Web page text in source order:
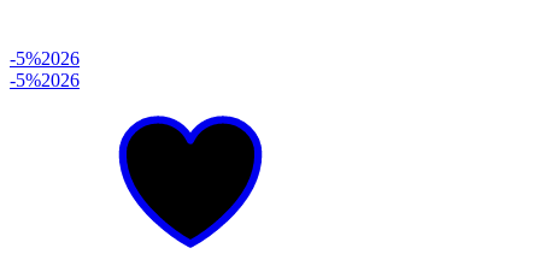
-5%2026
-5%2026